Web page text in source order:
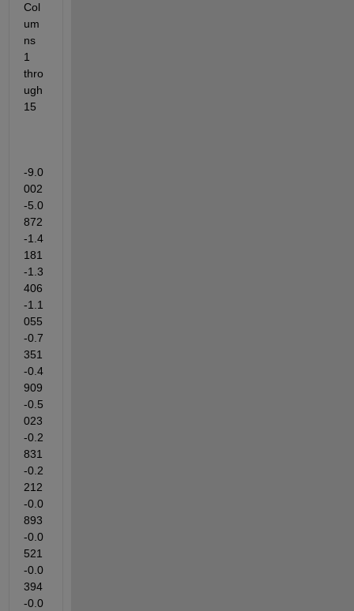
Col
um
ns
1
thro
ugh
15
-9.0
002
-5.0
872
-1.4
181
-1.3
406
-1.1
055
-0.7
351
-0.4
909
-0.5
023
-0.2
831
-0.2
212
-0.0
893
-0.0
521
-0.0
394
-0.0